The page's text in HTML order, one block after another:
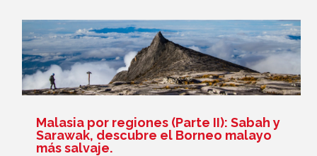
Malasia por regiones (Parte II): Sabah y
Sarawak, descubre el Borneo malayo
más salvaje.